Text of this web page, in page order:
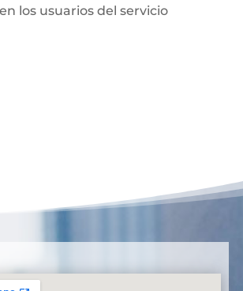
los usuarios del servicio